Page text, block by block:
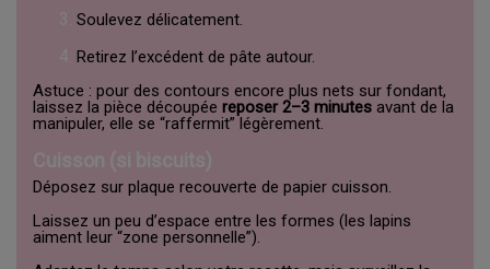
Soulevez délicatement.
Retirez l’excédent de pâte autour.
Astuce : pour des contours encore plus nets sur fondant,
laissez la pièce découpée reposer 2–3 minutes avant de la
manipuler, elle se “raffermit” légèrement.
Déposez sur plaque recouverte de papier cuisson.
Laissez un peu d’espace entre les formes (les lapins
aiment leur “zone personnelle”).